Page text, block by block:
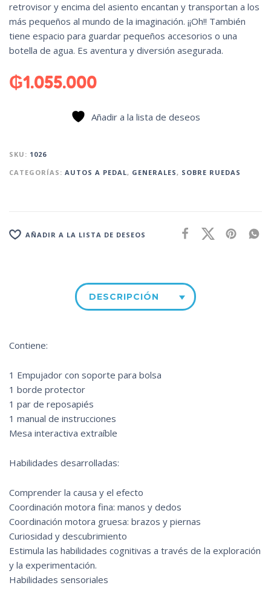
retrovisor y encima del asiento encantan y transportan a los
más pequeños al mundo de la imaginación. ¡¡Oh!! También
tiene espacio para guardar pequeños accesorios o una
botella de agua. Es aventura y diversión asegurada.
₲1.055.000
Añadir a la lista de deseos
SKU: 1026
CATEGORÍAS: AUTOS A PEDAL, GENERALES, SOBRE RUEDAS
AÑADIR A LA LISTA DE DESEOS
DESCRIPCIÓN
Contiene:
1 Empujador con soporte para bolsa
1 borde protector
1 par de reposapiés
1 manual de instrucciones
Mesa interactiva extraíble
Habilidades desarrolladas:
Comprender la causa y el efecto
Coordinación motora fina: manos y dedos
Coordinación motora gruesa: brazos y piernas
Curiosidad y descubrimiento
Estimula las habilidades cognitivas a través de la exploración
y la experimentación.
Habilidades sensoriales